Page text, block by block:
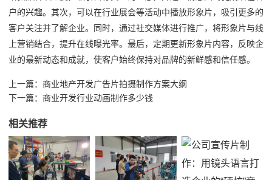
户的兴趣。其次，可以在行业展会等活动中播放形象片，吸引更多的
客户关注并了解企业。同时，通过社交媒体进行推广，将形象片与线
上营销结合，提升在线曝光率。最后，定期更新形象片内容，反映企
业的最新动态和成就，使客户始终保持对品牌的新鲜感和信任感。
上一篇： 商业地产开发广告片拍摄制作方案大纲
下一篇： 商业开发行业动画制作多少钱
相关推荐